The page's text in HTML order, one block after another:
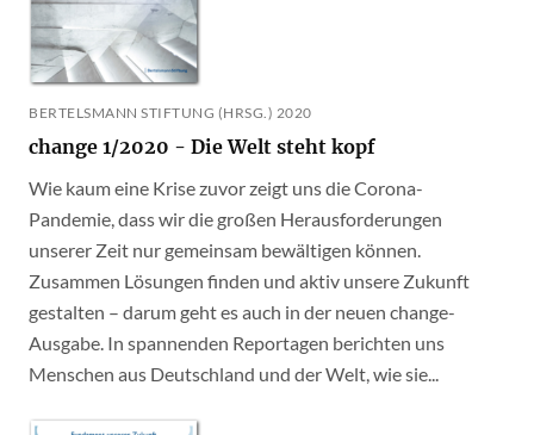
BERTELSMANN STIFTUNG (HRSG.) 2020
change 1/2020 - Die Welt steht kopf
Wie kaum eine Krise zuvor zeigt uns die Corona-
Pandemie, dass wir die großen Herausforderungen
unserer Zeit nur gemeinsam bewältigen können.
Zusammen Lösungen finden und aktiv unsere Zukunft
gestalten – darum geht es auch in der neuen change-
Ausgabe. In spannenden Reportagen berichten uns
Menschen aus Deutschland und der Welt, wie sie...